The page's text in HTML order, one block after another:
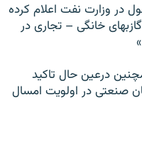
در وزارت نفت اعلام كرده
خانگى – تجارى در
درعين حال تاكيد
صنعتى در اولويت امسال